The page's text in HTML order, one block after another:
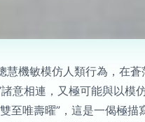
機敏模仿人類行為，在
意相連，又極可能與以模
至唯壽曜”，這是一偈極